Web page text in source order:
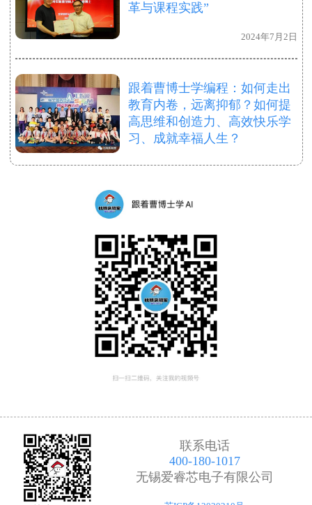
革与课程实践”
2024年7月2日
跟着曹博士学编程：如何走出
教育内卷，远离抑郁？如何提
高思维和创造力、高效快乐学
习、成就幸福人生？
联系电话
400-180-1017
无锡爱睿芯电子有限公司